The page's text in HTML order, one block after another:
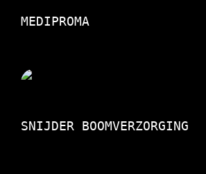
MEDIPROMA
SNIJDER BOOMVERZORGING